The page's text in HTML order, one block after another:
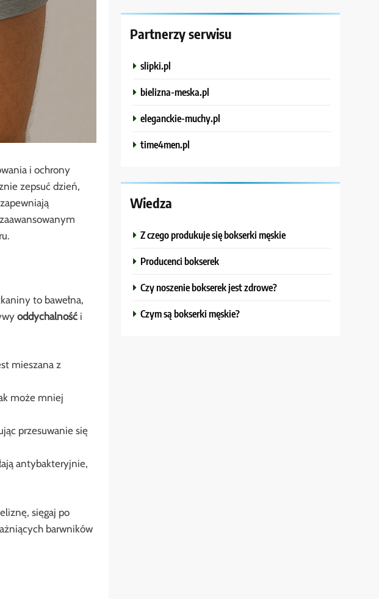
i ochrony
zepsuć dzień,
to bawełna,
oddychalność i
mieszana z
może mniej
przesuwanie się
antybakteryjnie,
sięgaj po
barwników
Partnerzy serwisu
slipki.pl
bielizna-meska.pl
eleganckie-muchy.pl
time4men.pl
Wiedza
Z czego produkuje się bokserki męskie
Producenci bokserek
Czy noszenie bokserek jest zdrowe?
Czym są bokserki męskie?